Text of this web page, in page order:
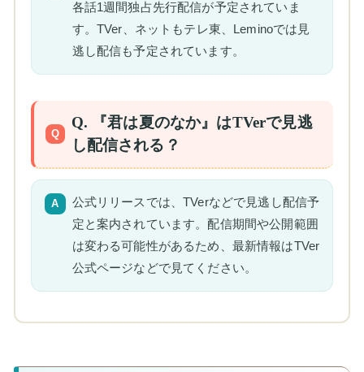
各話1週間独占先行配信が予定されていま
す。TVer、ネットもテレ東、Leminoでは見
逃し配信も予定されています。
Q. 『君は夏のなか』はTVerで見逃
し配信される？
公式リリースでは、TVerなどで見逃し配信予
定と案内されています。配信期間や公開範囲
は変わる可能性があるため、最新情報はTVer
公式ページなどで見てください。